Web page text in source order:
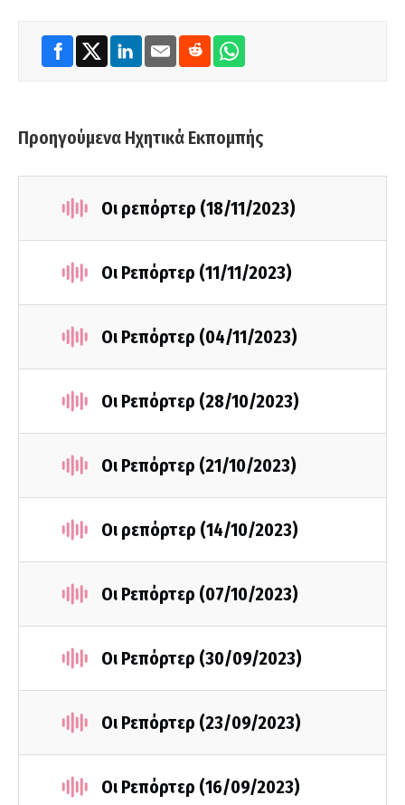
Προηγούμενα Ηχητικά Εκπομπής
Οι ρεπόρτερ (18/11/2023)
Οι Ρεπόρτερ (11/11/2023)
Οι Ρεπόρτερ (04/11/2023)
Οι Ρεπόρτερ (28/10/2023)
Οι Ρεπόρτερ (21/10/2023)
Οι ρεπόρτερ (14/10/2023)
Οι Ρεπόρτερ (07/10/2023)
Οι Ρεπόρτερ (30/09/2023)
Οι Ρεπόρτερ (23/09/2023)
Οι Ρεπόρτερ (16/09/2023)